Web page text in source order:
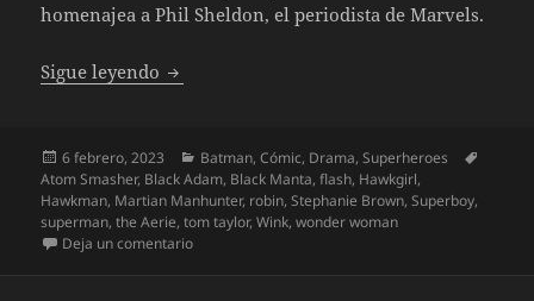
homenajea a Phil Sheldon, el periodista de Marvels.
Sigue leyendo DCsos: Esperanza en el fin del mundo
Publicado
el
6 febrero, 2023 Categorías
Batman,Cómic, Drama,Superheroes
Atom Smasher, Black Adam, Black Manta,flash, Hawkgirl,
Hawkman, Martian Manhunter, robin,Stephanie Brown,Superboy,
superman,the Aerie,tom taylor,Wink,wonder woman
Deja un comentarioen DCsos: Esperanza en el fin del mundo